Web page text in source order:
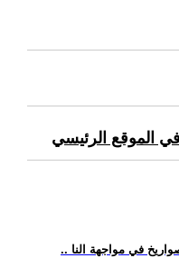
الموقع الرئيسي
في مواجهة النا